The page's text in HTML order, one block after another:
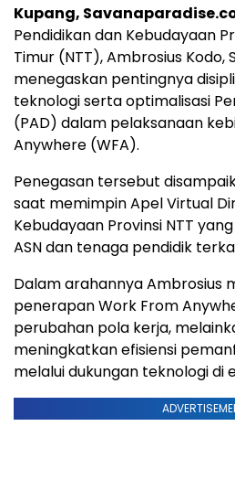
Kupang,
Pendidikan dan Kebudayaan
Timur (NTT), Ambrosius Kodo,
menegaskan pentingnya
teknologi serta optimalisasi
(PAD) dalam pelaksanaan
Anywhere (WFA).
Penegasan tersebut
saat memimpin Apel Virtual
Kebudayaan Provinsi NTT
ASN dan tenaga pendidik
Dalam arahannya Ambrosius
penerapan Work From
perubahan pola kerja,
meningkatkan efisiensi
melalui dukungan teknologi di